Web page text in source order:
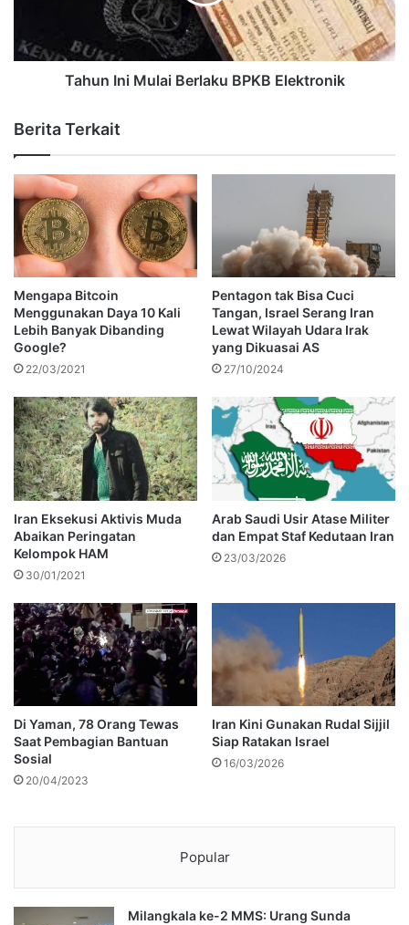
Tahun Ini Mulai Berlaku BPKB Elektronik
Berita Terkait
Mengapa Bitcoin
Menggunakan Daya 10 Kali
Lebih Banyak Dibanding
Google?
22/03/2021
Pentagon tak Bisa Cuci
Tangan, Israel Serang Iran
Lewat Wilayah Udara Irak
yang Dikuasai AS
27/10/2024
Iran Eksekusi Aktivis Muda
Abaikan Peringatan
Kelompok HAM
30/01/2021
Arab Saudi Usir Atase Militer
dan Empat Staf Kedutaan Iran
23/03/2026
Di Yaman, 78 Orang Tewas
Saat Pembagian Bantuan
Sosial
20/04/2023
Iran Kini Gunakan Rudal Sijjil
Siap Ratakan Israel
16/03/2026
Popular
Milangkala ke-2 MMS: Urang Sunda